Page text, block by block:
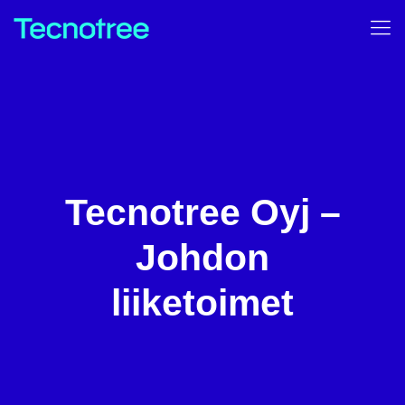
Tecnotree Oyj –
Johdon
liiketoimet